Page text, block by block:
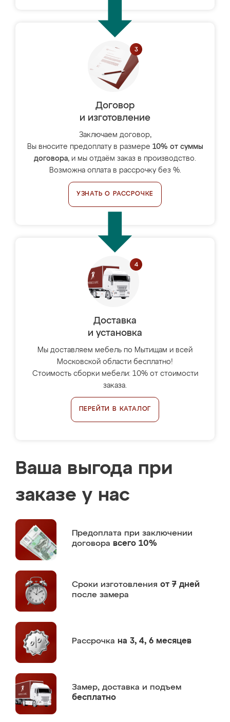
Договор
и изготовление
Заключаем договор,
Вы вносите предоплату в размере 10% от суммы
договора, и мы отдаём заказ в производство.
Возможна оплата в рассрочку без %.
УЗНАТЬ О РАССРОЧКЕ
Доставка
и установка
Мы доставляем мебель по Мытищам и всей
Московской области бесплатно!
Стоимость сборки мебели: 10% от стоимости
заказа.
ПЕРЕЙТИ В КАТАЛОГ
Ваша выгода при
заказе у нас
Предоплата при заключении
договора всего 10%
Сроки изготовления от 7 дней
после замера
Рассрочка на 3, 4, 6 месяцев
Замер, доставка и подъем
бесплатно